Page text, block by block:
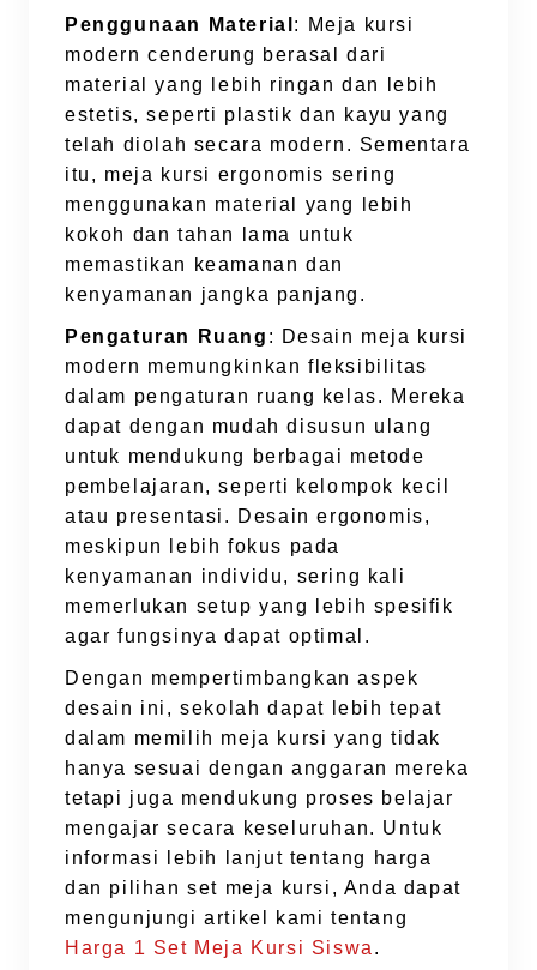
Penggunaan Material : Meja kursi
modern cenderung berasal dari
material yang lebih ringan dan lebih
estetis, seperti plastik dan kayu yang
telah diolah secara modern. Sementara
itu, meja kursi ergonomis sering
menggunakan material yang lebih
kokoh dan tahan lama untuk
memastikan keamanan dan
kenyamanan jangka panjang.
Pengaturan Ruang : Desain meja kursi
modern memungkinkan fleksibilitas
dalam pengaturan ruang kelas. Mereka
dapat dengan mudah disusun ulang
untuk mendukung berbagai metode
pembelajaran, seperti kelompok kecil
atau presentasi. Desain ergonomis,
meskipun lebih fokus pada
kenyamanan individu, sering kali
memerlukan setup yang lebih spesifik
agar fungsinya dapat optimal.
Dengan mempertimbangkan aspek
desain ini, sekolah dapat lebih tepat
dalam memilih meja kursi yang tidak
hanya sesuai dengan anggaran mereka
tetapi juga mendukung proses belajar
mengajar secara keseluruhan. Untuk
informasi lebih lanjut tentang harga
dan pilihan set meja kursi, Anda dapat
mengunjungi artikel kami tentang
Harga 1 Set Meja Kursi Siswa .